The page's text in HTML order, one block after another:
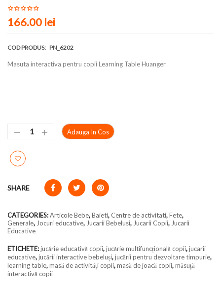
166.00 lei
COD PRODUS: PN_6202
Masuta interactiva pentru copii Learning Table Huanger
Adauga In Cos
SHARE
CATEGORIES:Articole Bebe,Baieti,Centre de activitati,Fete,
Generale, Jocuri educative, Jucarii Bebelusi, Jucarii Copii, Jucarii
Educative
ETICHETE:jucărie educativă copii,jucărie multifuncțională copii,jucarii
educative,jucării interactive bebeluși,jucării pentru dezvoltare timpurie,
learning table,masă de activități copii,masă de joacă copii,măsuță
interactivă copii